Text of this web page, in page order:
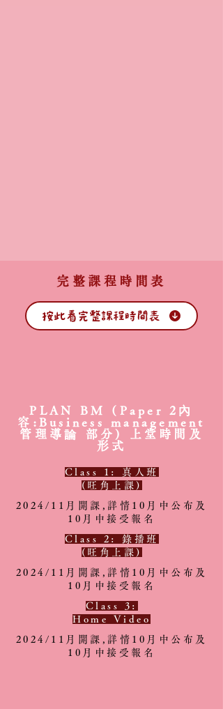
完整課程時間表
按此看完整課程時間表
PLAN BM (Paper 2內
容:Business management
管理導論 部分) 上堂時間及
形式
Class 1: 真人班
(旺角上課)
2024/11月開課,詳情10月中公布及
10月中接受報名
Class 2: 錄播班
(旺角上課)
2024/11月開課,詳情10月中公布及
10月中接受報名
Class 3:
Home Video
2024/11月開課,詳情10月中公布及
10月中接受報名